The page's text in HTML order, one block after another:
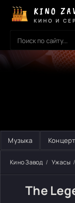
KINO
КИНО И
Музыка
Кино Завод Ужасы
The